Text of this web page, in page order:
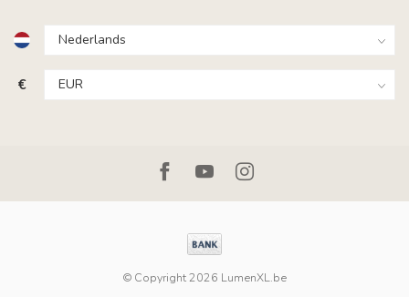
€
© Copyright 2026 LumenXL.be